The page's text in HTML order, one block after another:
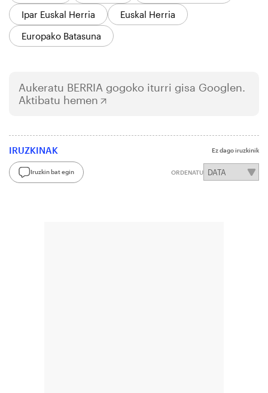
Ipar Euskal Herria
Euskal Herria
Europako Batasuna
Aukeratu BERRIA gogoko iturri gisa Googlen.
Aktibatu hemen
IRUZKINAK Ez dago iruzkinik
Iruzkin bat egin ORDENATU